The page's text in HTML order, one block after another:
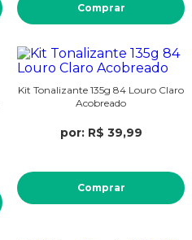
Comprar
Kit Tonalizante 135g 84 Louro Claro
Acobreado
por: R$ 39,99
Comprar